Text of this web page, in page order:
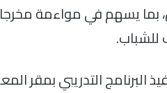
بما يسهم في مواءمة
البرنامج التدريبي بمقر